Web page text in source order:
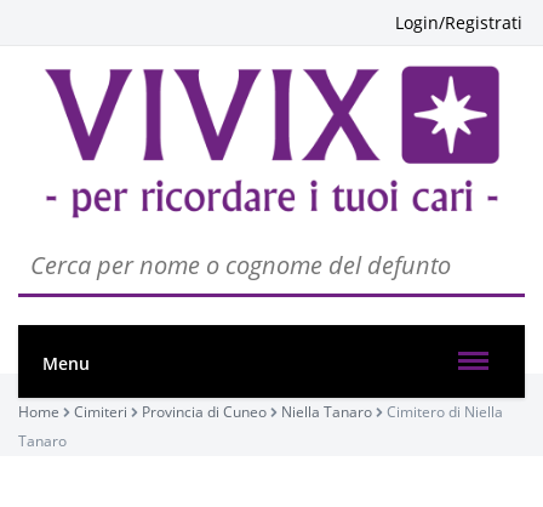
Login/Registrati
Menu
Home Cimiteri Provincia di Cuneo Niella Tanaro
Cimitero di Niella
Tanaro